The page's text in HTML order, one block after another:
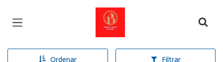
Página inicial
Ordenar Filtrar